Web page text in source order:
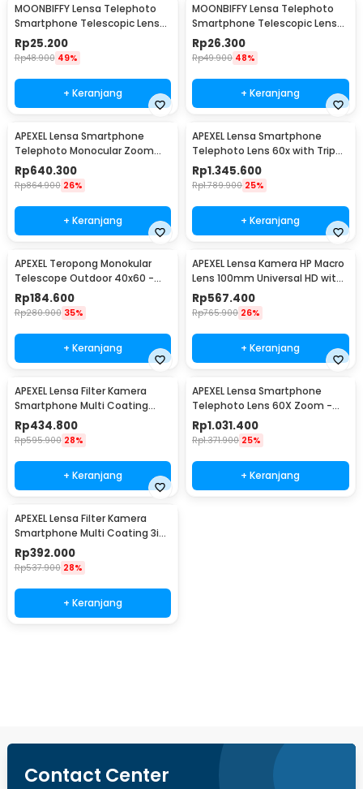
MOONBIFFY Lensa Telephoto
Smartphone Telescopic Lens
Anti Glare 8X - DW4638
Rp25.200
Rp48.900 49%
+ Keranjang
MOONBIFFY Lensa Telephoto
Smartphone Telescopic Lens
Anti Glare 12X - DW4638
Rp26.300
Rp49.900 48%
+ Keranjang
APEXEL Lensa Smartphone
Telephoto Monocular Zoom
36X with Tripod - APL-
JS36XJJ020
Rp640.300
Rp864.900 26%
+ Keranjang
APEXEL Lensa Smartphone
Telephoto Lens 60x with Tripod
- APL-60XFR50
Rp1.345.600
Rp1.789.900 25%
+ Keranjang
APEXEL Teropong Monokular
Telescope Outdoor 40x60 -
APS-40X60DTZJ
Rp184.600
Rp280.900 35%
+ Keranjang
APEXEL Lensa Kamera HP Macro
Lens 100mm Universal HD with
Clip - APL-HB100U
Rp567.400
Rp765.900 26%
+ Keranjang
APEXEL Lensa Filter Kamera
Smartphone Multi Coating
UV/CPL/ND 67mm - APL-
67FL3N
Rp434.800
Rp595.900 28%
+ Keranjang
APEXEL Lensa Smartphone
Telephoto Lens 60X Zoom -
APL-JS60X
Rp1.031.400
Rp1.371.900 25%
+ Keranjang
APEXEL Lensa Filter Kamera
Smartphone Multi Coating 3in1
Clip 67mm - APL-67FL3S
Rp392.000
Rp537.900 28%
+ Keranjang
Contact Center